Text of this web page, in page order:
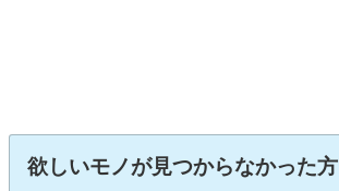
欲しいモノが見つからなかった方